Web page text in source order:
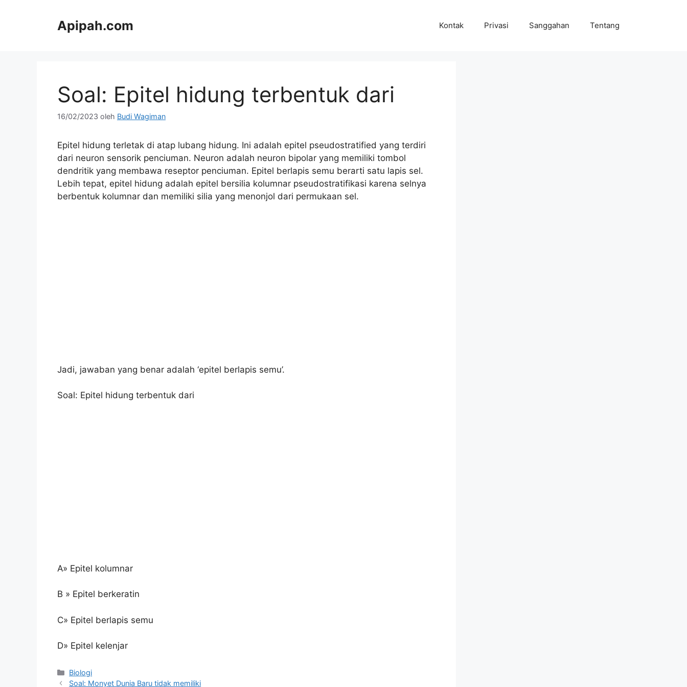
Apipah.com Kontak Privasi Sanggahan Tentang
Soal: Epitel hidung terbentuk dari
16/02/2023 oleh Budi Wagiman
Epitel hidung terletak di atap lubang hidung. Ini adalah epitel pseudostratified yang terdiri
dari neuron sensorik penciuman. Neuron adalah neuron bipolar yang memiliki tombol
dendritik yang membawa reseptor penciuman. Epitel berlapis semu berarti satu lapis sel.
Lebih tepat, epitel hidung adalah epitel bersilia kolumnar pseudostratifikasi karena selnya
berbentuk kolumnar dan memiliki silia yang menonjol dari permukaan sel.
Jadi, jawaban yang benar adalah ‘epitel berlapis semu’.
Soal: Epitel hidung terbentuk dari
A» Epitel kolumnar
B » Epitel berkeratin
C» Epitel berlapis semu
D» Epitel kelenjar
Kategori
Biologi
Soal: Monyet Dunia Baru tidak memiliki